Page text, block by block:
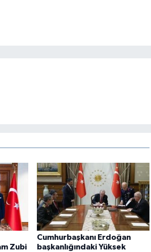
Zubi
Cumhurbaşkanı Erdoğan
başkanlığındaki Yüksek